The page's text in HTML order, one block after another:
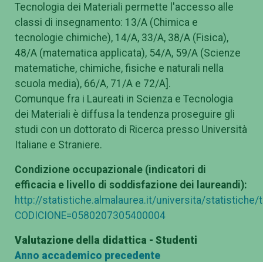
Tecnologia dei Materiali permette l'accesso alle
classi di insegnamento: 13/A (Chimica e
tecnologie chimiche), 14/A, 33/A, 38/A (Fisica),
48/A (matematica applicata), 54/A, 59/A (Scienze
matematiche, chimiche, fisiche e naturali nella
scuola media), 66/A, 71/A e 72/A].
Comunque fra i Laureati in Scienza e Tecnologia
dei Materiali è diffusa la tendenza proseguire gli
studi con un dottorato di Ricerca presso Università
Italiane e Straniere.
Condizione occupazionale (indicatori di
efficacia e livello di soddisfazione dei laureandi):
http://statistiche.almalaurea.it/universita/statistiche/
CODICIONE=0580207305400004
Valutazione della didattica - Studenti
Anno accademico precedente